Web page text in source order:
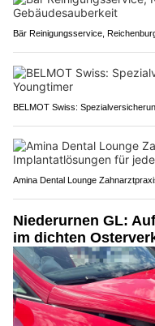
Bär Reinigungsservice,
BELMOT Swiss:
Amina Dental Lounge
Niederurnen GL:
im dichten